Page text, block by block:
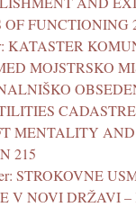
OF FUNCTIONING
KATASTER
MOJSTRSKO
MENTALITY AND
215
STROKOVNE
V NOVI DRŽAVI –